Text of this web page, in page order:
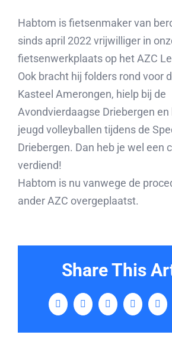
Habtom is fietsenmaker van
sinds april 2022 vrijwilliger in
fietsenwerkplaats op het AZC
Ook bracht hij folders rond voor
Kasteel Amerongen, hielp bij de
Avondvierdaagse Driebergen
jeugd volleyballen tijdens de
Driebergen. Dan heb je wel een
verdiend!
Habtom is nu vanwege de
ander AZC overgeplaatst.
Share This
FacebookTwitter LinkedInTumblr